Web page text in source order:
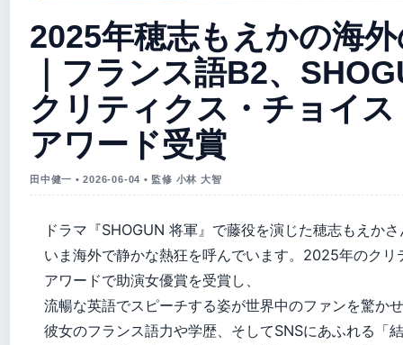
2025年穂志もえかの海
｜フランス語B2、
クリティクス・チョイス
アワード受賞
田中健一 • 2026-06-04 • 監修 小林 大智
ドラマ『SHOGUN 将軍』で藤役を演じた穂志もえか
いま海外で静かな熱狂を呼んでいます。2025年のクリ
アワードで助演女優賞を受賞し、
流暢な英語でスピーチする姿が世界中のファンを驚か
彼女のフランス語力や学歴、そしてSNSにあふれる「